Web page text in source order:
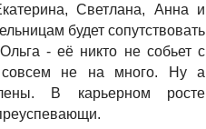
Светлана, Анна и
будет сопутствовать
- её никто не собьет с
совсем не на много. Ну а
В карьерном росте